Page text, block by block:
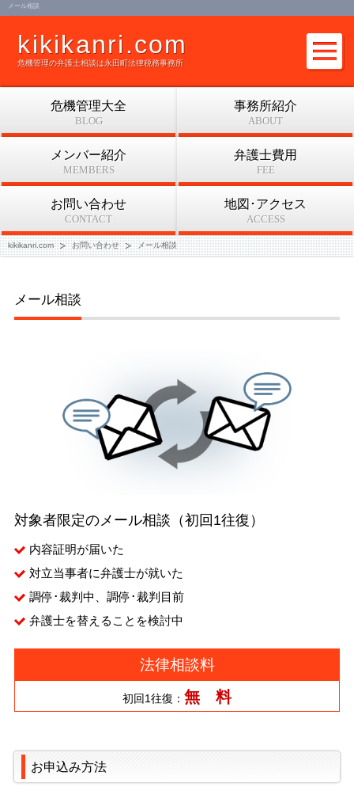
kikikanri.com
危機管理の弁護士相談は永田町法律税務事務所
メール相談
危機管理大全
BLOG
事務所紹介
ABOUT
メンバー紹介
MEMBERS
弁護士費用
FEE
お問い合わせ
CONTACT
地図･アクセス
ACCESS
kikikanri.com お問い合わせ メール相談
メール相談
対象者限定のメール相談（初回1往復）
内容証明が届いた
対立当事者に弁護士が就いた
調停･裁判中、調停･裁判目前
弁護士を替えることを検討中
法律相談料
初回1往復： 無 料
お申込み方法